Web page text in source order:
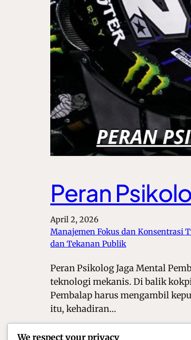
Peran
April 2, 2026
Manajemen Fokus dan Konsentrasi
dan Tekanan Publik
Peran Psikolog Jaga Mental
teknologi mekanis. Di balik
Pembalap harus mengambil
itu, kehadiran…
We respect your privacy